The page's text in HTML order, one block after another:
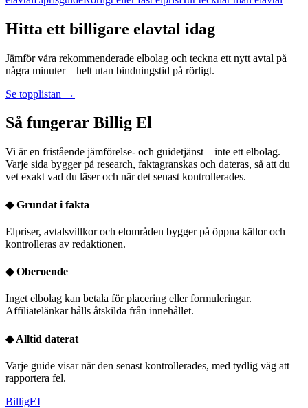
Hitta ett billigare elavtal idag
Jämför våra rekommenderade elbolag och teckna ett nytt avtal på
några minuter – helt utan bindningstid på rörligt.
Se topplistan →
Så fungerar Billig El
Vi är en fristående jämförelse- och guidetjänst – inte ett elbolag.
Varje sida bygger på research, faktagranskas och dateras, så att du
vet exakt vad du läser och när det senast kontrollerades.
◆Grundat i fakta
Elpriser, avtalsvillkor och elområden bygger på öppna källor och
kontrolleras av redaktionen.
◆Oberoende
Inget elbolag kan betala för placering eller formuleringar.
Affiliatelänkar hålls åtskilda från innehållet.
◆Alltid daterat
Varje guide visar när den senast kontrollerades, med tydlig väg att
rapportera fel.
BilligEl